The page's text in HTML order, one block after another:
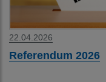
22.04.2026
Referendum 2026